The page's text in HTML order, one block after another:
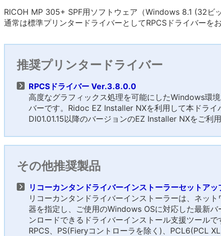
RICOH MP 305+ SPF用ソフトウェア（Windows 8.1 (32ビ
通常は標準プリンタードライバーとしてRPCSドライバーを
推奨プリンタードライバー
RPCSドライバー Ver.3.8.0.0
高度なグラフィックス処理を可能にしたWindows環
バーです。Ridoc EZ Installer NXを利用して本ドラ
DI01.01.15以降のバージョンのEZ Installer NXをご利
その他推奨製品
リコーカンタンドライバーインストーラーセットア
リコーカンタンドライバーインストーラーは、ネッ
器を指定し、ご使用のWindows OSに対応した最新
ンロードできるドライバーインストール支援ツールで
RPCS、PS(Fieryコントローラを除く)、PCL6(PCL